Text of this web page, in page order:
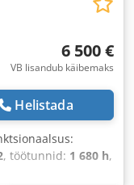
6 500 €
VB lisandub käibemaks
Helistada
, töötunnid: 1 680 h,